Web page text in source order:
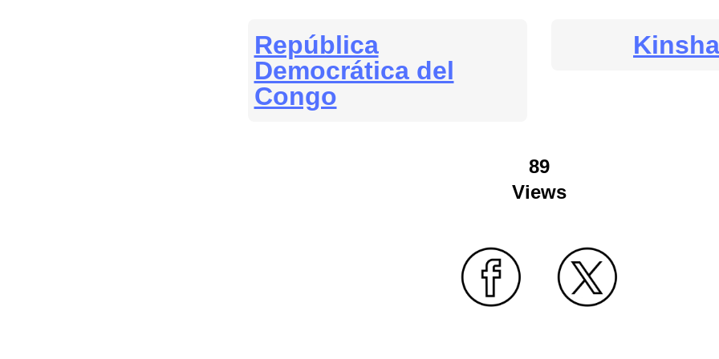
República
Democrática del
Congo
89
Views